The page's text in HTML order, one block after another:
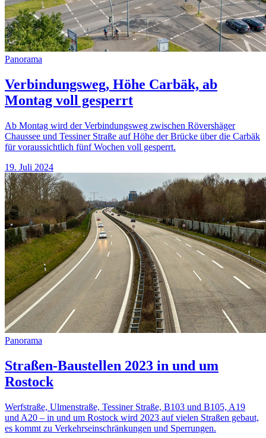
Panorama
Verbindungsweg, Höhe Carbäk, ab
Montag voll gesperrt
Ab Montag wird der Verbindungsweg zwischen Rövershäger
Chaussee und Tessiner Straße auf Höhe der Brücke über die Carbäk
für voraussichtlich fünf Wochen voll gesperrt.
19. Juli 2024
Panorama
Straßen-Baustellen 2023 in und um
Rostock
Werfstraße, Ulmenstraße, Tessiner Straße, B103 und B105, A19
und A20 – in und um Rostock wird 2023 auf vielen Straßen gebaut,
es kommt zu Verkehrseinschränkungen und Sperrungen.